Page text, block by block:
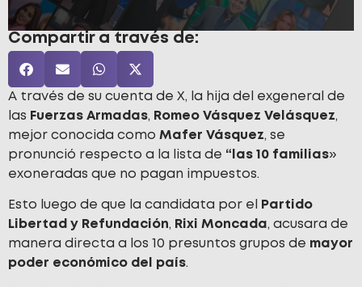
Compartir a través de:
A través de su cuenta de X, la hija del exgeneral de
las Fuerzas Armadas, Romeo Vásquez Velásquez,
mejor conocida como Mafer Vásquez, se
pronunció respecto a la lista de “las 10 familias»
exoneradas que no pagan impuestos.
Esto luego de que la candidata por el
Partido
Libertad y Refundación, Rixi Moncada, acusara de
manera directa a los 10 presuntos grupos de mayor
poder económico del país.